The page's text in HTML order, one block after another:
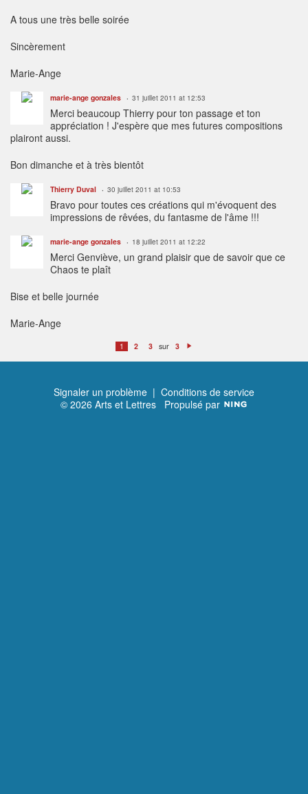
A tous une très belle soirée
Sincèrement
Marie-Ange
marie-ange gonzales 31 juillet 2011 at 12:53
Merci beaucoup Thierry pour ton passage et ton
appréciation ! J'espère que mes futures compositions
plairont aussi.
Bon dimanche et à très bientôt
Thierry Duval 30 juillet 2011 at 10:53
Bravo pour toutes ces créations qui m'évoquent des
impressions de rêvées, du fantasme de l'âme !!!
marie-ange gonzales 18 juillet 2011 at 12:22
Merci Genviève, un grand plaisir que de savoir que ce
Chaos te plaît
Bise et belle journée
Marie-Ange
1 2 3 sur 3
ui
t
Signaler un problème | Conditions de service
© 2026 Arts et Lettres Propulsé par